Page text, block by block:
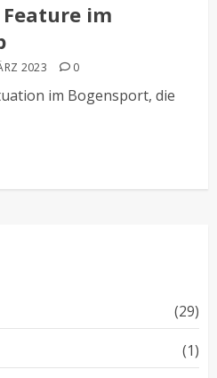
im
2023 0
im Bogensport, die
(29)
(1)